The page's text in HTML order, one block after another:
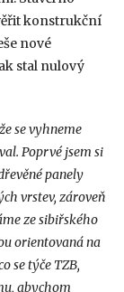
konstrukční
nové
stal nulový
se vyhneme
Poprvé jsem si
panely
vrstev, zároveň
ze sibiřského
orientovaná na
se týče TZB,
abychom